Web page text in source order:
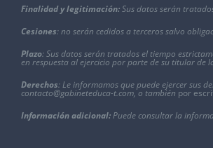
Finalidad y legitimación:Sus datos serán
Cesiones: no serán cedidos a terceros salvo
Plazo: Sus datos serán tratados el tiempo
en respuesta al ejercicio por parte de su titular de
Derechos: Le informamos que puede ejercer sus
contacto@gabineteduca-t.com, o también por
Información adicional:Puede consultar la